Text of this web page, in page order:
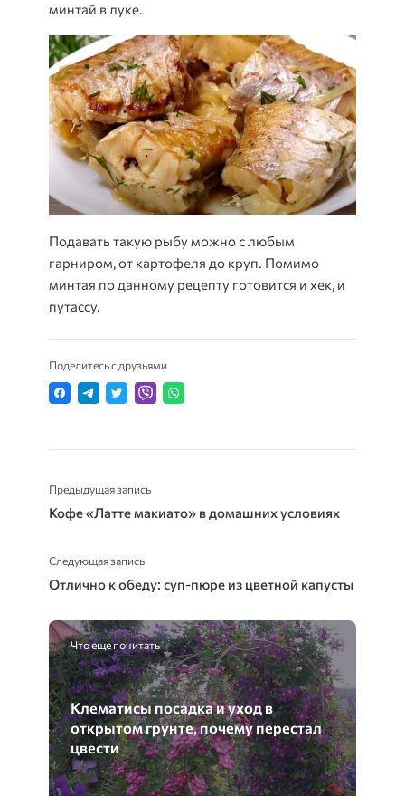
минтай в луке.
Подавать такую рыбу можно с любым
гарниром, от картофеля до круп. Помимо
минтая по данному рецепту готовится и хек, и
путассу.
Поделитесь с друзьями
Предыдущая запись
Кофе «Латте макиато» в домашних условиях
Следующая запись
Отлично к обеду: суп-пюре из цветной капусты
Что еще почитать
Клематисы посадка и уход в
открытом грунте, почему перестал
цвести